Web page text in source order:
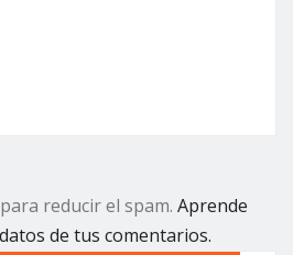
reducir el spam. Aprende
de tus comentarios.